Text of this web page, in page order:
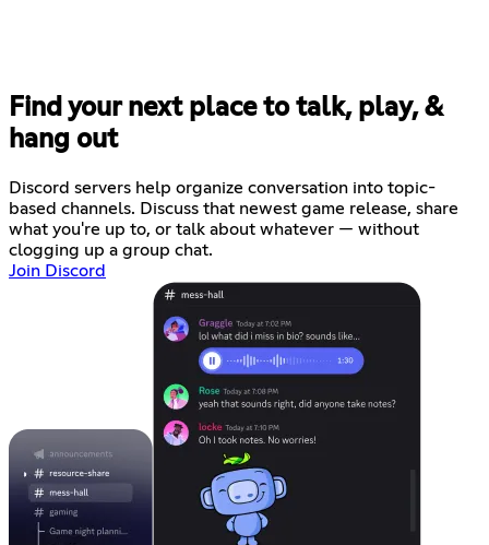
Find your next place to talk, play, &
hang out
Discord servers help organize conversation into topic-
based channels. Discuss that newest game release, share
what you're up to, or talk about whatever — without
clogging up a group chat.
Join Discord